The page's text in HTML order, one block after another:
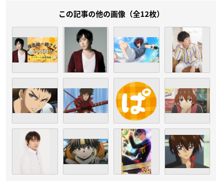
この記事の他の画像（全12枚）